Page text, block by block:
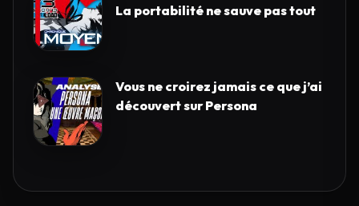
La portabilité ne sauve pas tout
Vous ne croirez jamais ce que j’ai
découvert sur Persona